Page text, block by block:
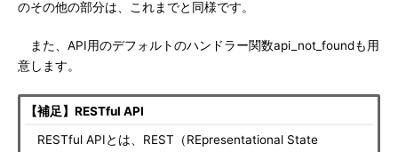
のその他の部分は、これまでと同様です。
また、API用のデフォルトのハンドラー関数api_not_foundも用
意します。
【補足】RESTful API
RESTful APIとは、REST（REpresentational State